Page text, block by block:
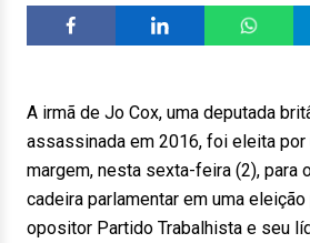
A irmã de Jo Cox, uma deputada
assassinada em 2016, foi eleita
margem, nesta sexta-feira (2), para
cadeira parlamentar em uma
opositor Partido Trabalhista e seu